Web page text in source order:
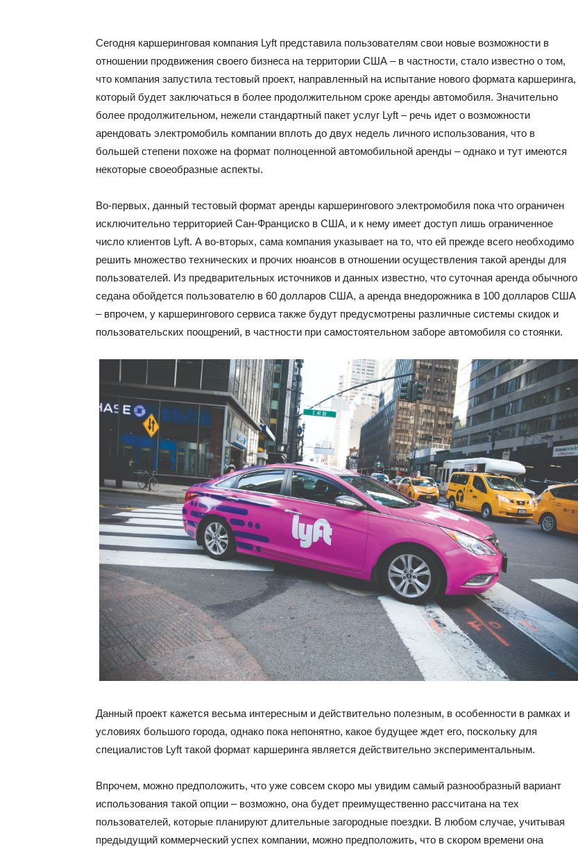
Сегодня каршеринговая компания Lyft представила пользователям свои новые возможности в
отношении продвижения своего бизнеса на территории США – в частности, стало известно о том,
что компания запустила тестовый проект, направленный на испытание нового формата каршеринга,
который будет заключаться в более продолжительном сроке аренды автомобиля. Значительно
более продолжительном, нежели стандартный пакет услуг Lyft – речь идет о возможности
арендовать электромобиль компании вплоть до двух недель личного использования, что в
большей степени похоже на формат полноценной автомобильной аренды – однако и тут имеются
некоторые своеобразные аспекты.
Во-первых, данный тестовый формат аренды каршерингового электромобиля пока что ограничен
исключительно территорией Сан-Франциско в США, и к нему имеет доступ лишь ограниченное
число клиентов Lyft. А во-вторых, сама компания указывает на то, что ей прежде всего необходимо
решить множество технических и прочих нюансов в отношении осуществления такой аренды для
пользователей. Из предварительных источников и данных известно, что суточная аренда обычного
седана обойдется пользователю в 60 долларов США, а аренда внедорожника в 100 долларов США
– впрочем, у каршерингового сервиса также будут предусмотрены различные системы скидок и
пользовательских поощрений, в частности при самостоятельном заборе автомобиля со стоянки.
Данный проект кажется весьма интересным и действительно полезным, в особенности в рамках и
условиях большого города, однако пока непонятно, какое будущее ждет его, поскольку для
специалистов Lyft такой формат каршеринга является действительно экспериментальным.
Впрочем, можно предположить, что уже совсем скоро мы увидим самый разнообразный вариант
использования такой опции – возможно, она будет преимущественно рассчитана на тех
пользователей, которые планируют длительные загородные поездки. В любом случае, учитывая
предыдущий коммерческий успех компании, можно предположить, что в скором времени она